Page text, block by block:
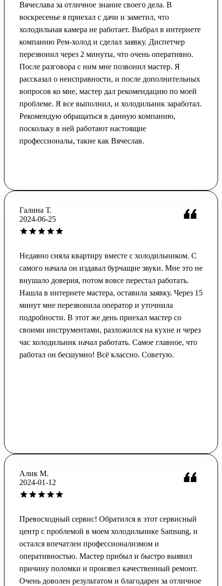
Вячеслава за отличное знание своего дела. В
воскресенье я приехал с дачи и заметил, что
холодильная камера не работает. Выбрал в интернете
компанию Рем-холод и сделал заявку. Диспетчер
перезвонил через 2 минуты, что очень оперативно.
После разговора с ним мне позвонил мастер. Я
рассказал о неисправности, и после дополнительных
вопросов ко мне, мастер дал рекомендацию по моей
проблеме. Я все выполнил, и холодильник заработал.
Рекомендую обращаться в данную компанию,
поскольку в ней работают настоящие
профессионалы, такие как Вячеслав.
Галина Т.
2024-06-25
Недавно сняла квартиру вместе с холодильником. С
самого начала он издавал бурчащие звуки. Мне это не
внушало доверия, потом вовсе перестал работать.
Нашла в интернете мастера, оставила заявку. Через 15
минут мне перезвонила оператор и уточнила
подробности. В этот же день приехал мастер со
своими инструментами, разложился на кухне и через
час холодильник начал работать. Самое главное, что
работал он бесшумно! Всё классно. Советую.
Алик М.
2024-01-12
Превосходный сервис! Обратился в этот сервисный
центр с проблемой в моем холодильнике Samsung, и
остался впечатлен профессионализмом и
оперативностью. Мастер прибыл и быстро выявил
причину поломки и произвел качественный ремонт.
Очень доволен результатом и благодарен за отличное